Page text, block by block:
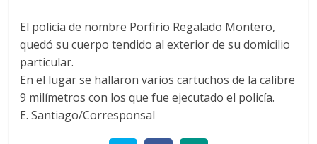
El policía de nombre Porfirio Regalado Montero,
quedó su cuerpo tendido al exterior de su domicilio
particular.
En el lugar se hallaron varios cartuchos de la calibre
9 milímetros con los que fue ejecutado el policía.
E. Santiago/Corresponsal